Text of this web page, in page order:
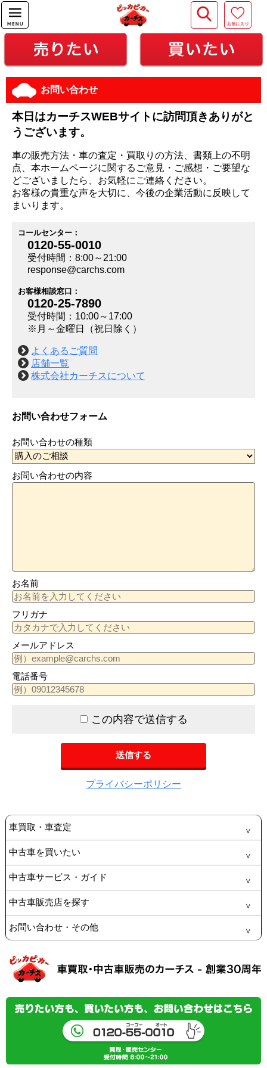
お問い合わせ
本日はカーチスWEBサイトに訪問頂きありがと
うございます。
車の販売方法・車の査定・買取りの方法、書類上の不明
点、本ホームページに関するご意見・ご感想・ご要望な
どございましたら、お気軽にご連絡ください。
お客様の貴重な声を大切に、今後の企業活動に反映して
まいります。
コールセンター：
0120-55-0010
受付時間：8:00～21:00
response@carchs.com
お客様相談窓口：
0120-25-7890
受付時間：10:00～17:00
※月～金曜日（祝日除く）
よくあるご質問
店舗一覧
株式会社カーチスについて
お問い合わせフォーム
お問い合わせの種類
お問い合わせの内容
お名前
フリガナ
メールアドレス
電話番号
この内容で送信する
プライバシーポリシー
車買取・車査定
中古車を買いたい
中古車サービス・ガイド
中古車販売店を探す
お問い合わせ・その他